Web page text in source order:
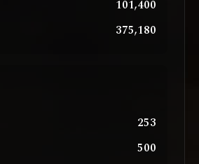
101,400
375,180
253
500